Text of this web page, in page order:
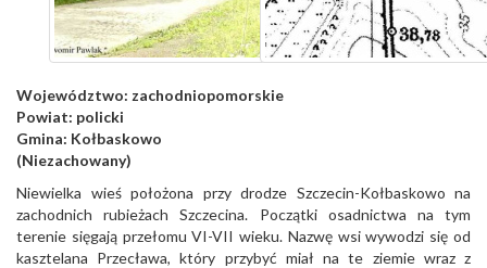
Województwo: zachodniopomorskie
Powiat: policki
Gmina: Kołbaskowo
(Niezachowany)
Niewielka wieś położona przy drodze Szczecin-Kołbaskowo na
zachodnich rubieżach Szczecina. Początki osadnictwa na tym
terenie sięgają przełomu VI-VII wieku. Nazwę wsi wywodzi się od
kasztelana Przecława, który przybyć miał na te ziemie wraz z